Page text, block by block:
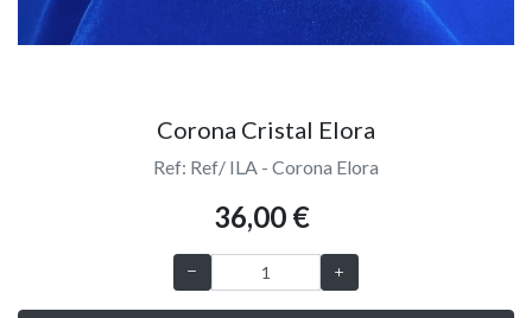
Corona Cristal Elora
Ref: Ref/ ILA - Corona Elora
36,00 €